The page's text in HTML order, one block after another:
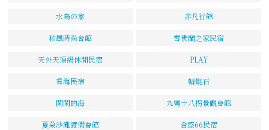
水鳥の家 非凡行館
和風時尚會館 雪佛蘭之家民宿
天外天頂級休閒民宿 PLAY
看海民宿 蜻蜓石
閑閑的海 九彎十八拐景觀會館
夏朶沙灘渡假會館 合盛66民宿